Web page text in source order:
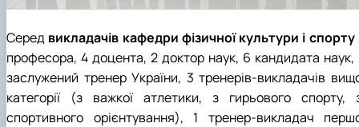
Серед викладачів кафедри фізичної культури і спорту
професора, 4 доцента, 2 доктор наук, 6 кандидата наук,
заслужений тренер України, 3 тренерів-викладачів
категорії (з важкої атлетики, з гирьового спорту,
спортивного орієнтування), 1 тренер-викладач